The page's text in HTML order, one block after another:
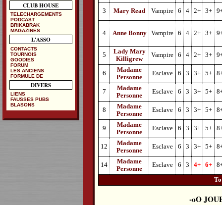
3 Mary Read Vampire 6 4 2+ 3+
4 Anne Bonny Vampire 6 4 2+ 3+
5
Lady Mary
Killigrew
Vampire 6 4 2+ 3+
6
Madame
Personne
Esclave 6 3 3+ 5+
7
Madame
Personne
Esclave 6 3 3+ 5+
8
Madame
Personne
Esclave 6 3 3+ 5+
9
Madame
Personne
Esclave 6 3 3+ 5+
12
Madame
Personne
Esclave 6 3 3+ 5+
14
Madame
Personne
Esclave 6 3 4+ 6+
CLUB HOUSE
TELECHARGEMENTS
PODCAST
BRIKABRAK
MAGAZINES
L'ASSO
CONTACTS
TOURNOIS
GOODIES
FORUM
LES ANCIENS
FORMULE DE
DIVERS
LIENS
FAUSSES PUBS
BLASONS